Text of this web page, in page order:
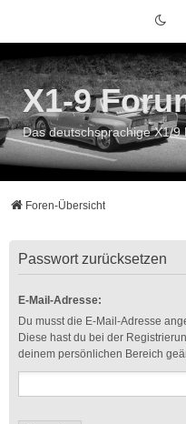
X1-9
Das deutschsprachige X1/9
Foren-Übersicht
Passwort zurücksetzen
E-Mail-Adresse:
Du musst die E-Mail-Adresse
Diese hast du bei der
deinem persönlichen Bereich